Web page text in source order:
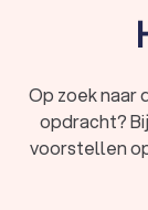
Op zoek naar
opdracht?
voorstellen